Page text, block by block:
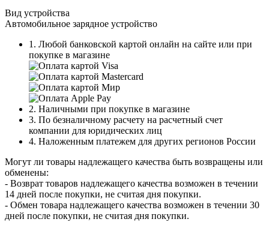
Вид устройства
Автомобильное зарядное устройство
1. Любой банковской картой онлайн на сайте или при
покупке в магазине
2. Наличными при покупке в магазине
3. По безналичному расчету на расчетный счет
компании для юридических лиц
4. Наложенным платежем для других регионов России
Могут ли товары надлежащего качества быть возвращены или
обменены:
- Возврат товаров надлежащего качества возможен в течении
14 дней после покупки, не считая дня покупки.
- Обмен товара надлежащего качества возможен в течении 30
дней после покупки, не считая дня покупки.